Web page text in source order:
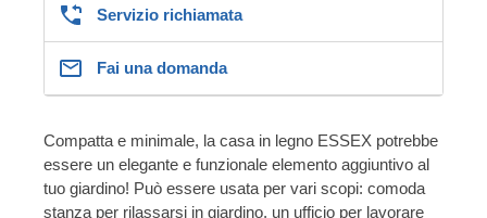
Servizio richiamata
Fai una domanda
Compatta e minimale, la casa in legno ESSEX potrebbe
essere un elegante e funzionale elemento aggiuntivo al
tuo giardino! Può essere usata per vari scopi: comoda
stanza per rilassarsi in giardino, un ufficio per lavorare